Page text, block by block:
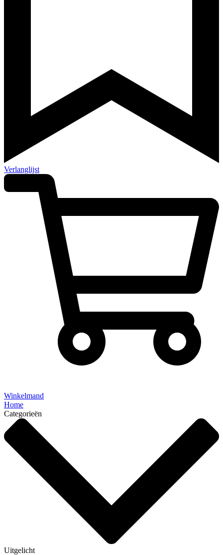
Verlanglijst
Winkelmand
Home
Categorieën
Uitgelicht